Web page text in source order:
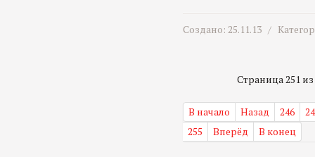
Создано: 25.11.13 /
Страница 251 из
В начало Назад 246
255
Вперёд В конец